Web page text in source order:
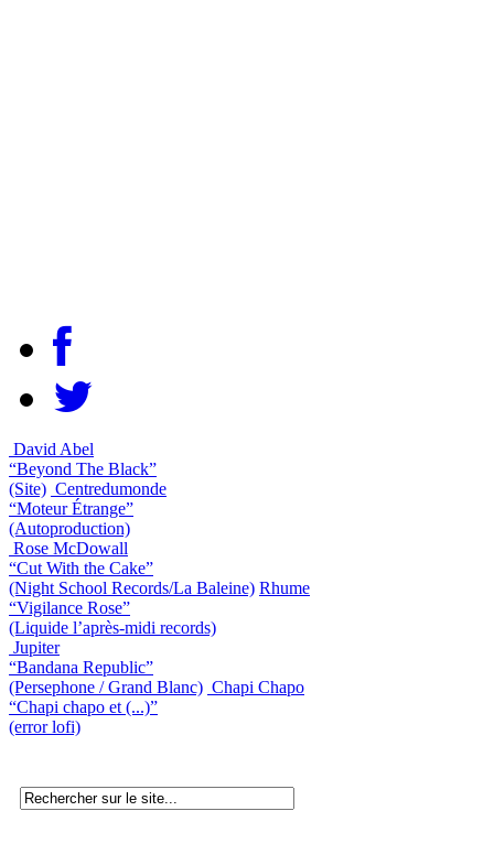
David Abel
“Beyond The Black”
(Site) Centredumonde
“Moteur Étrange”
(Autoproduction)
Rose McDowall
“Cut With the Cake”
(Night School Records/La Baleine) Rhume
“Vigilance Rose”
(Liquide l’après-midi records)
Jupiter
“Bandana Republic”
(Persephone / Grand Blanc) Chapi Chapo
“Chapi chapo et (...)”
(error lofi)